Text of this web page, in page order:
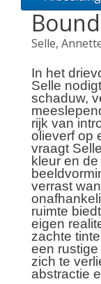
Selle,
In het
Selle
schaduw,
rijk van
olieverf op
vraagt
kleur en
verrast
ruimte
eigen
zachte
een
zich te
abstractie